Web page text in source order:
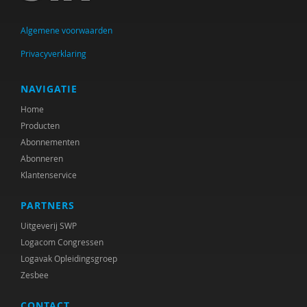
Rob Bartels
Suzanne Batelaan
Laura Batstra
Karen Bauwens
Fiet van Beek
Aleid H.M. Beets Kessens
Marjorie Beld
Frank van den Berg
Marianne Berger
Maurits Berger
Algemene voorwaarden
Privacyverklaring
NAVIGATIE
Home
Producten
Abonnementen
Abonneren
Klantenservice
PARTNERS
Uitgeverij SWP
Logacom Congressen
Logavak Opleidingsgroep
Zesbee